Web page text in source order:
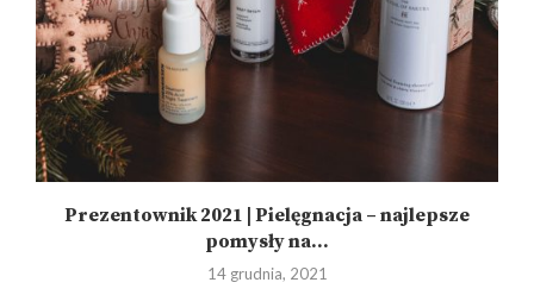
Prezentownik 2021 | Pielęgnacja – najlepsze
pomysły na...
14 grudnia, 2021